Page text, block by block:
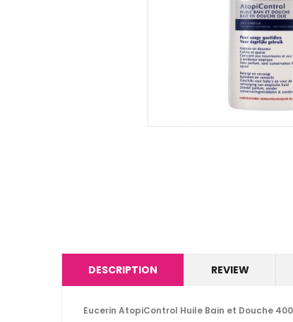
DESCRIPTION REVIEW
Eucerin AtopiControl Huile Bain et Douche